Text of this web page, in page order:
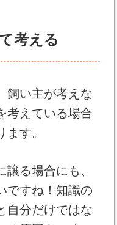
考える
飼い主が考えな
考えている場合
す。
る場合にも、
ですね！知識の
自分だけではな